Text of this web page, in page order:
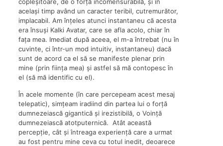
același timp având un caracter teribil, cutremurător,
implacabil. Am înțeles atunci instantaneu că acesta
era însuși Kalki Avatar, care se afla acolo, chiar în
fața mea. Imediat după aceea, el m-a întrebat (nu în
cuvinte, ci într-un mod intuitiv, instantaneu) dacă
sunt de acord ca el să se manifeste plenar prin
mine (prin ființa mea) și astfel să mă contopesc în
el (să mă identific cu el).
În acele momente (în care percepeam acest mesaj
telepatic), simțeam iradiind din partea lui o forță
dumnezeiască gigantică și irezistibilă, o Voință
dumnezeiască atotputernică. Atât această
percepție, cât și întreaga experiență care a urmat
au fost pentru mine ceva cu totul inedit, deoarece